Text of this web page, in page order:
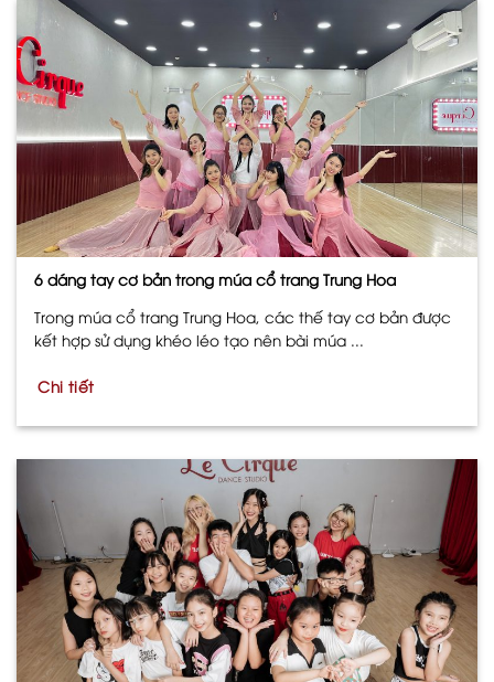
6 dáng tay cơ bản trong múa cổ trang Trung Hoa
Trong múa cổ trang Trung Hoa, các thế tay cơ bản được
kết hợp sử dụng khéo léo tạo nên bài múa ...
Chi tiết